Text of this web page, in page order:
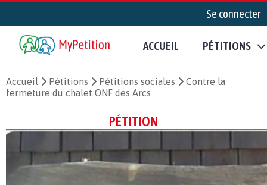
Se connecter
ACCUEIL PÉTITIONS
Accueil Pétitions Pétitions sociales
Contre la
fermeture du chalet ONF des Arcs
PÉTITION